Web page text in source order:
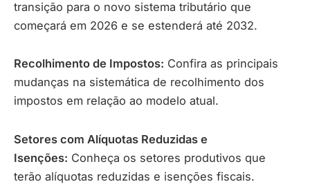
transição para o novo sistema tributário que
começará em 2026 e se estenderá até 2032.
Recolhimento de Impostos: Confira as principais
mudanças na sistemática de recolhimento dos
impostos em relação ao modelo atual.
Setores com Alíquotas Reduzidas e
Isenções: Conheça os setores produtivos que
terão alíquotas reduzidas e isenções fiscais.